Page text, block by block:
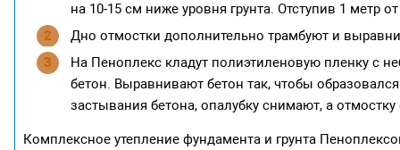
на 10-15 см ниже уровня грунта. Отступив 1 метр
Дно отмостки дополнительно трамбуют и
На Пеноплекс кладут полиэтиленовую пленку с
бетон. Выравнивают бетон так, чтобы
застывания бетона, опалубку снимают, а
Комплексное утепление фундамента и грунта